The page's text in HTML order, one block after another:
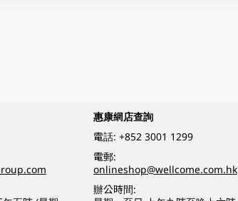
惠康網店查詢
電話: +852 3001 1299
電郵:
onlineshop@wellcome.com.hk
辦公時間: